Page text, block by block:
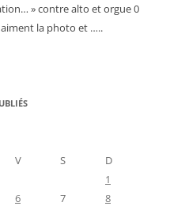
» contre alto et orgue 0
la photo et …..
V S
D
1
6 7
8